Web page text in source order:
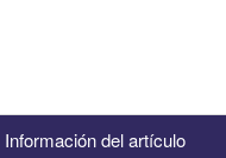
Información del artículo